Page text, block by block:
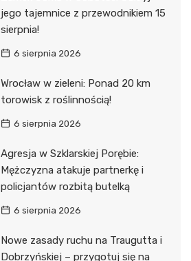
jego tajemnice z przewodnikiem 15
sierpnia!
6 sierpnia 2026
Wrocław w zieleni: Ponad 20 km
torowisk z roślinnością!
6 sierpnia 2026
Agresja w Szklarskiej Porębie:
Mężczyzna atakuje partnerkę i
policjantów rozbitą butelką
6 sierpnia 2026
Nowe zasady ruchu na Traugutta i
Dobrzyńskiej – przygotuj się na